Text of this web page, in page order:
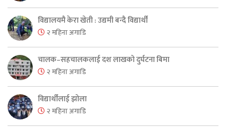
विद्यालयमै केरा खेती : उद्यमी बन्दै विद्यार्थी
२ महिना अगाडि
चालक–सहचालकलाई दश लाखको दुर्घटना बिमा
२ महिना अगाडि
विद्यार्थीलाई झोला
२ महिना अगाडि